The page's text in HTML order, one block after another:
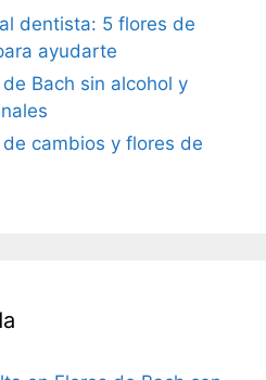
dentista: 5 flores de
ayudarte
de Bach sin alcohol y
de cambios y flores de